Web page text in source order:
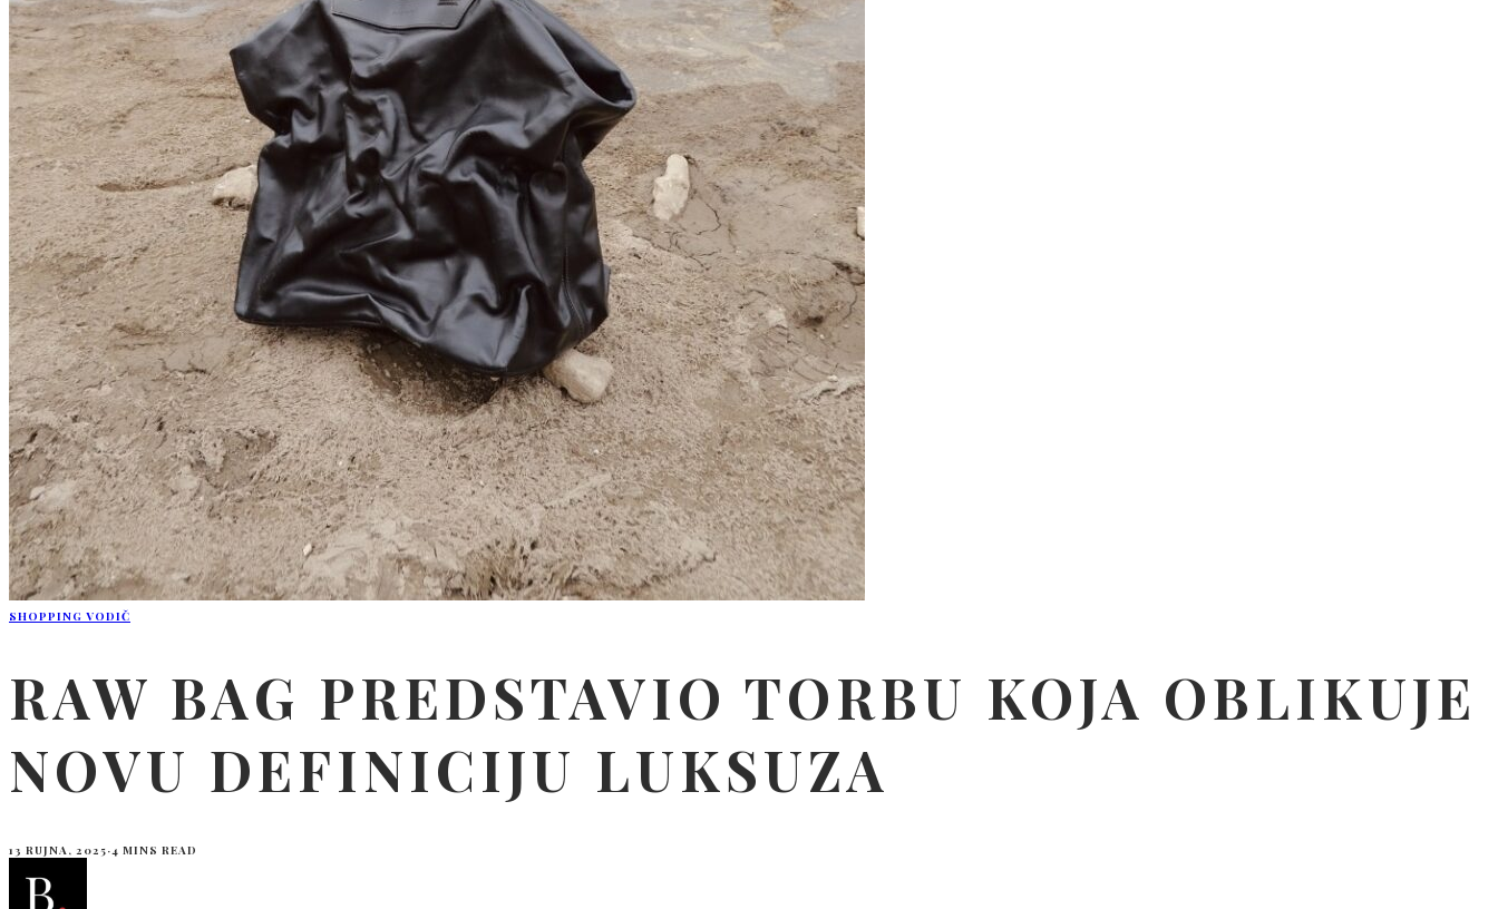
SHOPPING VODIČ
RAW BAG PREDSTAVIO TORBU KOJA OBLIKUJE
NOVU DEFINICIJU LUKSUZA
13 RUJNA, 2025·4 MINS READ